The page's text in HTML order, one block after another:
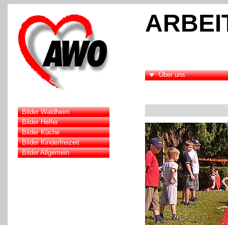
Über uns
Bilder Waldheim
Bilder Helfer
Bilder Küche
Bilder Kinderfreizeit
Bilder Allgemein